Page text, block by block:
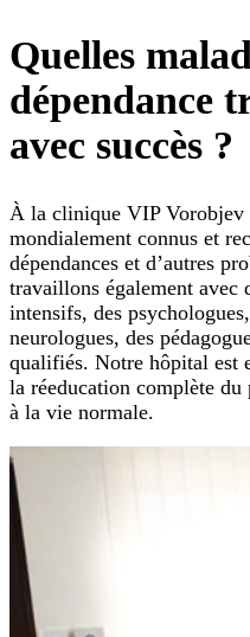
Quelles
dépendance
avec succès ?
À la clinique VIP Vorobjev
mondialement connus et
dépendances et d’autres
travaillons également avec
intensifs, des
neurologues, des
qualifiés. Notre hôpital est
la réeducation complète
à la vie normale.